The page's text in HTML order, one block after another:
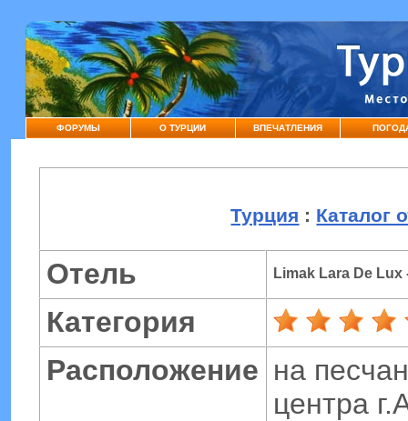
ФОРУМЫ О ТУРЦИИ ВПЕЧАТЛЕНИЯ
Турция : Каталог
Отель Limak Lara De
Категория
Расположение на
центра